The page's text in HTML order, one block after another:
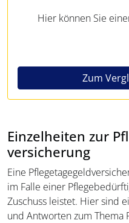
Hier können Sie
Zum
Einzelheiten zur
versicherung
Eine
im Falle einer
Zuschuss leistet. Hier sind
und Antworten zum Thema